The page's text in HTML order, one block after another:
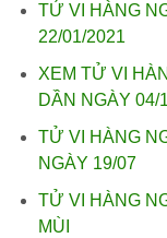
TỬ VI HÀNG
22/01/2021
XEM TỬ VI
DẦN NGÀY 04/
TỬ VI HÀNG
NGÀY 19/07
TỬ VI HÀNG
MÙI